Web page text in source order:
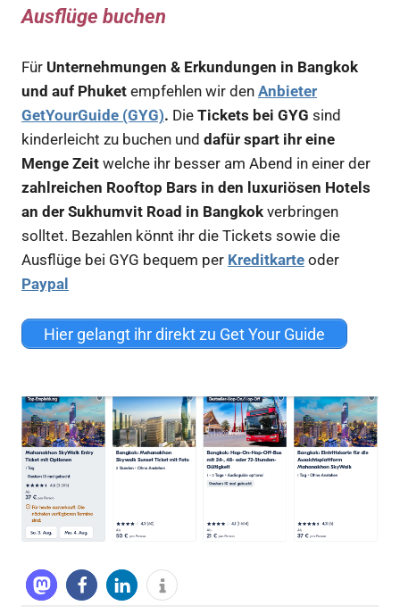
Ausflüge buchen
Für Unternehmungen & Erkundungen in Bangkok
und auf Phuket empfehlen wir den Anbieter
GetYourGuide (GYG). Die Tickets bei GYG sind
kinderleicht zu buchen und dafür spart ihr eine
Menge Zeit welche ihr besser am Abend in einer der
zahlreichen Rooftop Bars in den luxuriösen Hotels
an der Sukhumvit Road in Bangkok verbringen
solltet. Bezahlen könnt ihr die Tickets sowie die
Ausflüge bei GYG bequem per Kreditkarte oder
Paypal
Hier gelangt ihr direkt zu Get Your Guide